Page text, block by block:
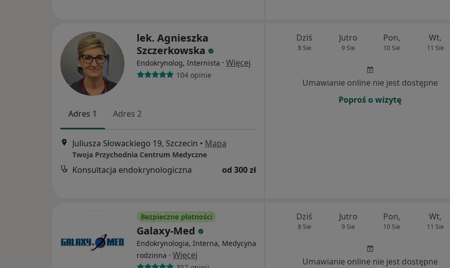
lek. Agnieszka
Szczerkowska
Endokrynolog, Internista · Więcej
104 opinie
Adres 1 Adres 2
Juliusza Słowackiego 19, Szczecin • Mapa
Twoja Przychodnia Centrum Medyczne
Konsultacja endokrynologiczna od 300 zł
Dziś
8 Sie
Jutro
9 Sie
Pon,
10 Sie
Wt,
11 Sie
Umawianie online nie jest dostępne
Poproś o wizytę
Bezpieczne płatności
Galaxy-Med
Endokrynologia, Interna, Medycyna
rodzinna · Więcej
Dziś
8 Sie
Jutro
9 Sie
Pon,
10 Sie
Wt,
11 Sie
Umawianie online nie jest dostępne